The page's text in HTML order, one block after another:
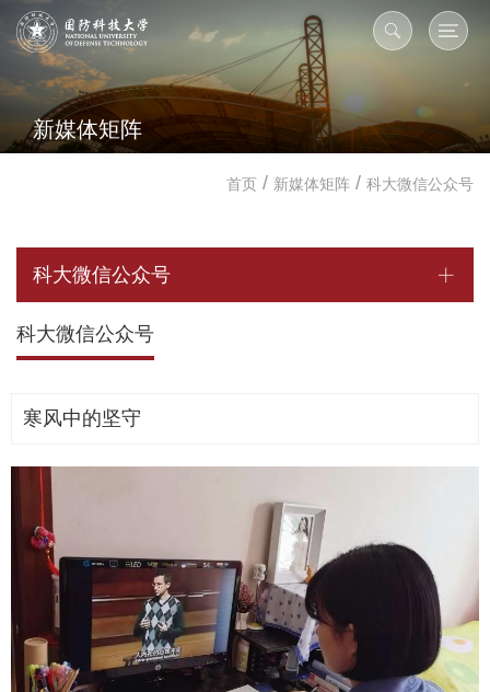
新媒体矩阵
首页 / 新媒体矩阵 / 科大微信公众号
科大微信公众号
科大微信公众号
寒风中的坚守